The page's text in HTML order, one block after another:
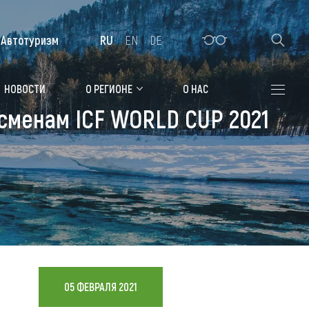
Алтайская зимовка
Где остановиться
Санатории
Гостиницы, отели
Коттеджи, базы
Сельские усадьбы
Мотели, придорожные отели
НОВОСТИ О РЕГИОНЕ О НАС
Автотуризм RU EN DE
ICF WORLD CUP 2021
05 ФЕВРАЛЯ 2021